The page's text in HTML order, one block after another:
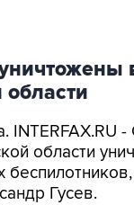
INTERFAX.RU
области
Гусев.